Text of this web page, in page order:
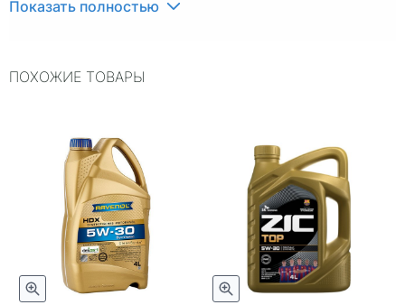
Упаковка
Пластиковая канистра
Двигатель
A5/B5
Страна бренда
Германия
Показать полностью
ПОХОЖИЕ ТОВАРЫ